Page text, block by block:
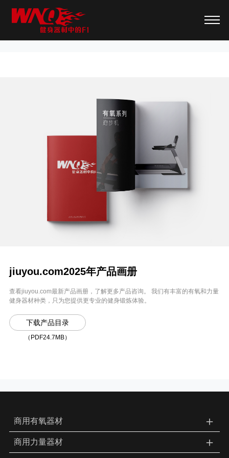
jiuyou.com2025年产品画册
查看jiuyou.com最新产品画册，了解更多产品咨询。 我们有丰富的有氧和力量
健身器材种类，只为您提供更专业的健身锻炼体验。
下载产品目录
（PDF24.7MB）
商用有氧器材 ＋
商用力量器材
＋